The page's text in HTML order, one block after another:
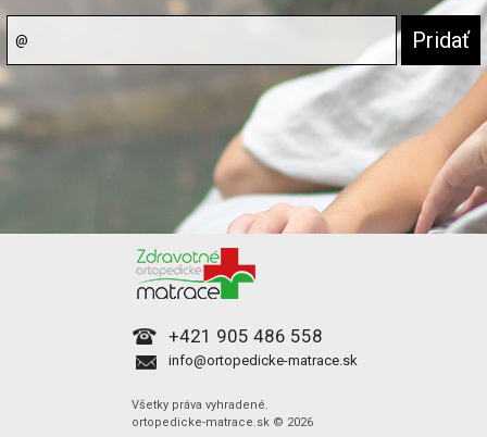
+421 905 486 558
info@ortopedicke-matrace.sk
Všetky práva vyhradené.
ortopedicke-matrace.sk © 2026